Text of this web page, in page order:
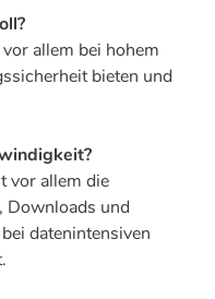
allem bei hohem
bieten und
vor allem die
Downloads und
datenintensiven